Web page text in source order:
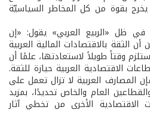
يخرج بقوة من كل المخاطر السياسيّة
ظل «الربيع العربي» يقول: «إن
الثقة بالاقتصادات المالية العربية
وقتاً طويلاً لاستعادتها، علمًا أن
الاقتصادية العربية حيازة للثقة.
المصارف العربية لا تزال تعمل على
العام والخاص تحديدًا، بمزيد
الاقتصادية الأخرى من تخطي آثار